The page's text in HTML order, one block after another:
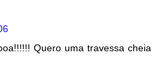
Quero uma travessa cheia